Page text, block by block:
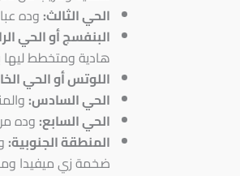
الحي الثالث: وده
البنفسج أو الحي
هادية ومتخطط
اللوتس أو الحي
الحي السادس:
الحي السابع: وده
المنطقة الجنوبية:
ضخمة زي ميفيدا